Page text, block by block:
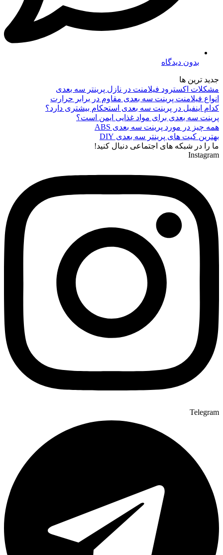
بدون دیدگاه
جدید ترین ها
مشکلات اکسترود فیلامنت در نازل پرینتر سه بعدی
انواع فیلامنت پرینت سه بعدی مقاوم در برابر حرارت
کدام اینفیل در پرینت سه بعدی استحکام بیشتری دارد؟
پرینت سه بعدی برای مواد غذایی ایمن است؟
همه چیز در مورد پرینت سه بعدی ABS
بهترین کیت های پرینتر سه بعدی DIY
ما را در شبکه های اجتماعی دنبال کنید!
Instagram
Telegram